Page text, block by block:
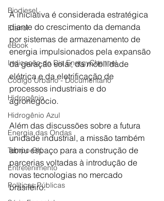
Biodiesel
Etanol
eBook
Indicação do Dia EnergyChannel
Código Urbano - Documentário
Hidrogênio
Hidrogênio Azul
Energia das Ondas
Tempo OK
Entretenimento
Políticas Públicas
A iniciativa é considerada estratégica
diante do crescimento da demanda
por sistemas de armazenamento de
energia impulsionados pela expansão
da geração solar, da mobilidade
elétrica e da eletrificação de
processos industriais e do
agronegócio.
Além das discussões sobre a futura
unidade industrial, a missão também
abriu espaço para a construção de
parcerias voltadas à introdução de
novas tecnologias no mercado
brasileiro.